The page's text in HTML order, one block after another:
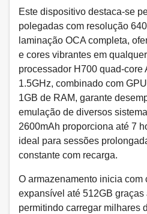
Este dispositivo destaca-se
polegadas com resolução
laminação OCA completa,
e cores vibrantes em
processador H700 quad-core
1.5GHz, combinado com
1GB de RAM, garante
emulação de diversos
2600mAh proporciona até 7
ideal para sessões
constante com recarga.
O armazenamento inicia com
expansível até 512GB graças
permitindo carregar milhares